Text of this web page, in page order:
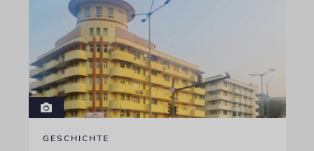
GESCHICHTE